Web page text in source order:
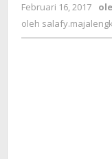
Februari 16, 2017
oleh